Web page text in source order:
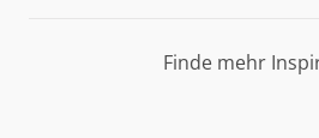
Finde mehr